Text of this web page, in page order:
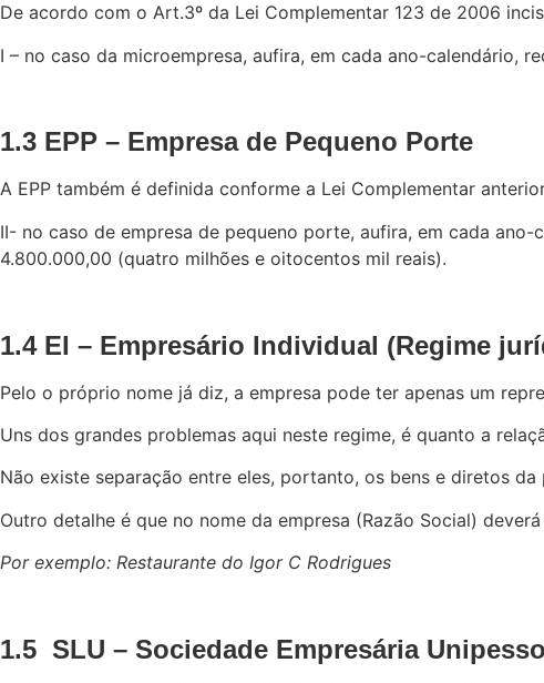
De acordo com o Art.3º da Lei Complementar 123 de 2006
I – no caso da microempresa, aufira, em cada ano-calendário,
1.3 EPP – Empresa de Pequeno Porte
A EPP também é definida conforme a Lei Complementar
II- no caso de empresa de pequeno porte, aufira, em cada
4.800.000,00 (quatro milhões e oitocentos mil reais).
1.4 EI – Empresário Individual (Regime
Pelo o próprio nome já diz, a empresa pode ter apenas um
Uns dos grandes problemas aqui neste regime, é quanto a
Não existe separação entre eles, portanto, os bens e diretos
Outro detalhe é que no nome da empresa (Razão Social)
Por exemplo: Restaurante do Igor C Rodrigues
1.5 SLU – Sociedade Empresária